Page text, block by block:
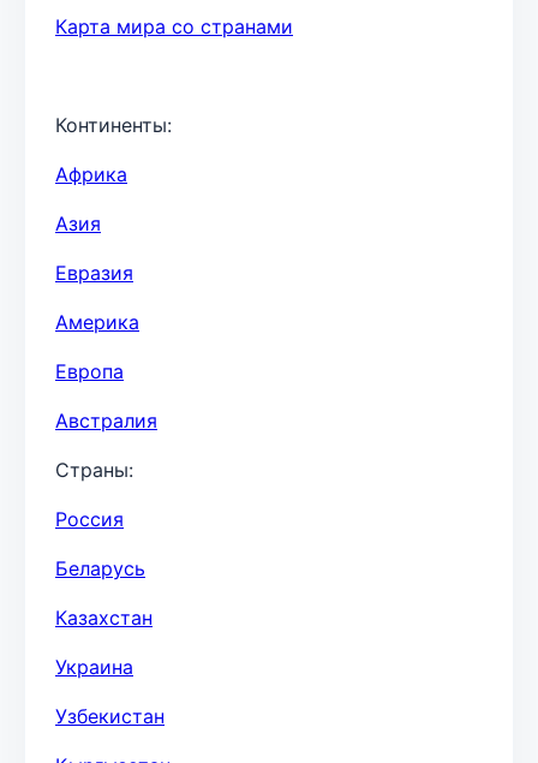
Карта мира со странами
Континенты:
Африка
Азия
Евразия
Америка
Европа
Австралия
Страны:
Россия
Беларусь
Казахстан
Украина
Узбекистан